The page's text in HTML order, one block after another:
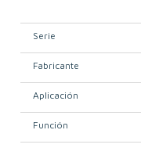
Serie
Fabricante
Aplicación
Función